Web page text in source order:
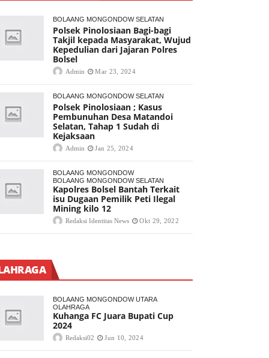
BOLAANG MONGONDOW SELATAN
Polsek Pinolosiaan Bagi-bagi
Takjil kepada Masyarakat, Wujud
Kepedulian dari Jajaran Polres
Bolsel
Admin Mar 23, 2024
BOLAANG MONGONDOW SELATAN
Polsek Pinolosiaan ; Kasus
Pembunuhan Desa Matandoi
Selatan, Tahap 1 Sudah di
Kejaksaan
Admin Jan 25, 2024
BOLAANG MONGONDOW
BOLAANG MONGONDOW SELATAN
Kapolres Bolsel Bantah Terkait
isu Dugaan Pemilik Peti Ilegal
Mining kilo 12
Redaksi Identitas News Okt 29, 2022
BOLAANG MONGONDOW UTARA
OLAHRAGA
Kuhanga FC Juara Bupati Cup
2024
Redaksi02 Jun 10, 2024